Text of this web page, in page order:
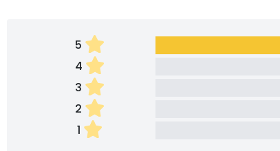
5
4
3
2
1